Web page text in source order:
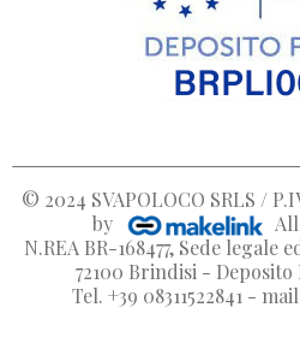
© 2024 SVAPOLOCO SRLS /
by
N.REA BR-168477, Sede legale
72100 Brindisi - Deposito
Tel. +39 08311522841 -